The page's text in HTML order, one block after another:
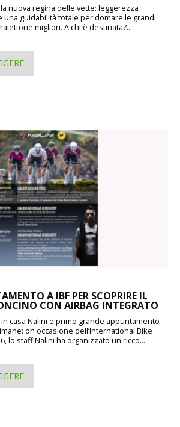
nuova regina delle vette: leggerezza
una guidabilità totale per domare le grandi
migliori. A chi è destinata?...
A IBF PER SCOPRIRE IL
CON AIRBAG INTEGRATO
casa Nalini e primo grande appuntamento
on occasione dell’International Bike
lo staff Nalini ha organizzato un ricco...